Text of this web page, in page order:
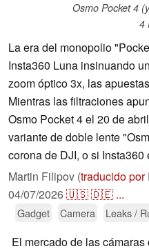
Osmo Pocket 4
4
La era del monopolio
Insta360 Luna insinuando
zoom óptico 3x, las
Mientras las filtraciones
Osmo Pocket 4 el 20 de
variante de doble lente
corona de DJI, o si
Martin Filipov (traducido por
04/07/2026🇺🇸🇩🇪 ...
Gadget Camera Leaks /
El mercado de las